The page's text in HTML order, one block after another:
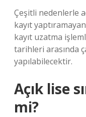
Çeşitli nedenlerle
kayıt
kayıt uzatma
tarihleri ​​arasında
yapılabilecektir.
Açık lise
mi?